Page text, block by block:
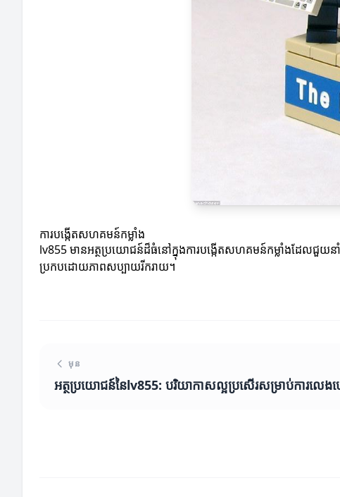
ការបង្កើតសហគមន៍កម្លាំង
lv855 មានអត្ថប្រយោជន៍ដ៏ធំនៅក្នុងការបង្កើតសហគមន៍កម្លាំងដែលជួ
ប្រកបដោយភាពសប្បាយរីករាយ។
មុន
អត្ថប្រយោជន៍នៃlv855: បរិយាកាសល្អប្រសើរសម្រាប់ការលេងហ្